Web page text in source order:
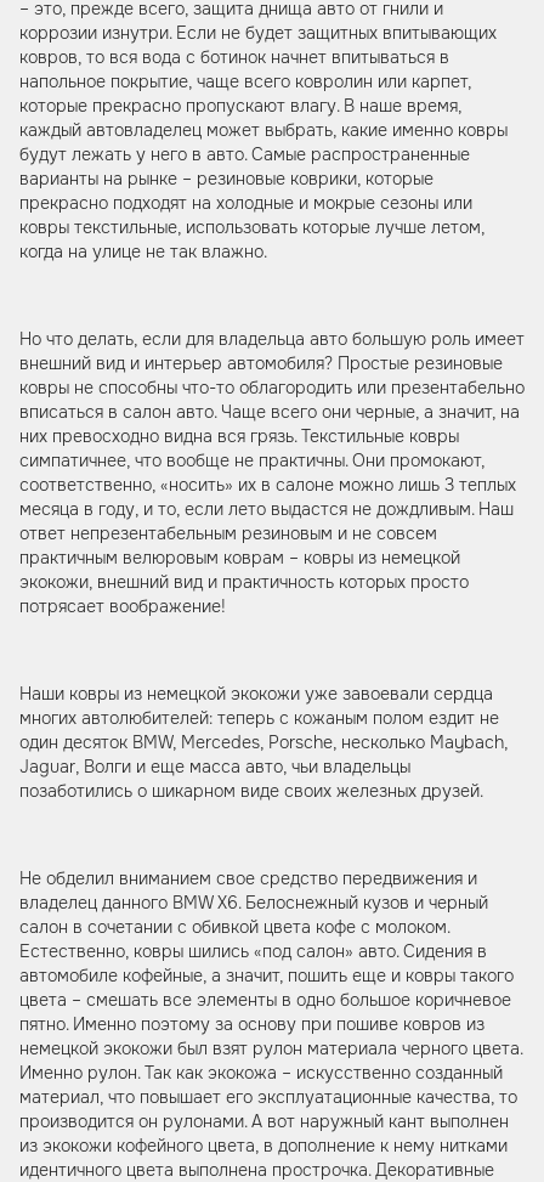
– это, прежде всего, защита днища авто от гнили и
коррозии изнутри. Если не будет защитных впитывающих
ковров, то вся вода с ботинок начнет впитываться в
напольное покрытие, чаще всего ковролин или карпет,
которые прекрасно пропускают влагу. В наше время,
каждый автовладелец может выбрать, какие именно ковры
будут лежать у него в авто. Самые распространенные
варианты на рынке – резиновые коврики, которые
прекрасно подходят на холодные и мокрые сезоны или
ковры текстильные, использовать которые лучше летом,
когда на улице не так влажно.
Но что делать, если для владельца авто большую роль имеет
внешний вид и интерьер автомобиля? Простые резиновые
ковры не способны что-то облагородить или презентабельно
вписаться в салон авто. Чаще всего они черные, а значит, на
них превосходно видна вся грязь. Текстильные ковры
симпатичнее, что вообще не практичны. Они промокают,
соответственно, «носить» их в салоне можно лишь 3 теплых
месяца в году, и то, если лето выдастся не дождливым. Наш
ответ непрезентабельным резиновым и не совсем
практичным велюровым коврам – ковры из немецкой
экокожи, внешний вид и практичность которых просто
потрясает воображение!
Наши ковры из немецкой экокожи уже завоевали сердца
многих автолюбителей: теперь с кожаным полом ездит не
один десяток BMW, Mercedes, Porsсhe, несколько Maybach,
Jaguar, Волги и еще масса авто, чьи владельцы
позаботились о шикарном виде своих железных друзей.
Не обделил вниманием свое средство передвижения и
владелец данного BMW X6. Белоснежный кузов и черный
салон в сочетании с обивкой цвета кофе с молоком.
Естественно, ковры шились «под салон» авто. Сидения в
автомобиле кофейные, а значит, пошить еще и ковры такого
цвета – смешать все элементы в одно большое коричневое
пятно. Именно поэтому за основу при пошиве ковров из
немецкой экокожи был взят рулон материала черного цвета.
Именно рулон. Так как экокожа – искусственно созданный
материал, что повышает его эксплуатационные качества, то
производится он рулонами. А вот наружный кант выполнен
из экокожи кофейного цвета, в дополнение к нему нитками
идентичного цвета выполнена прострочка. Декоративные